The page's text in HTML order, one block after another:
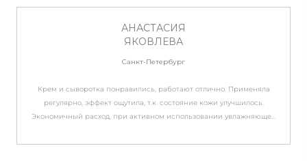
АНАСТАСИЯ
ЯКОВЛЕВА
Санкт-Петербург
Крем и сыворотка понравились, работают отлично. Применяла
регулярно, эффект ощутила, т.к. состояние кожи улучшилось.
Экономичный расход, при активном использовании увлажняющей
почти на два. Также хочется попробовать восстанавливающие